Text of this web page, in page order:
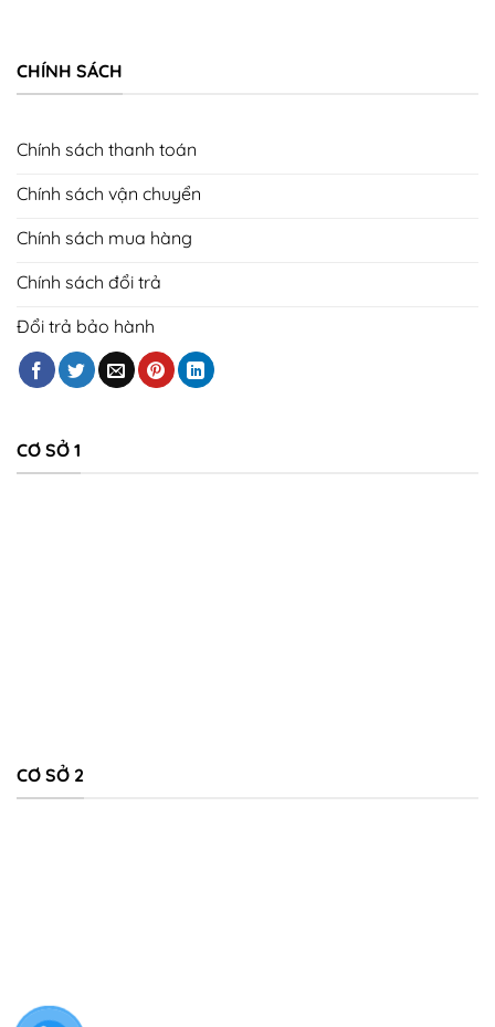
CHÍNH SÁCH
Chính sách thanh toán
Chính sách vận chuyển
Chính sách mua hàng
Chính sách đổi trả
Đổi trả bảo hành
CƠ SỞ 1
CƠ SỞ 2